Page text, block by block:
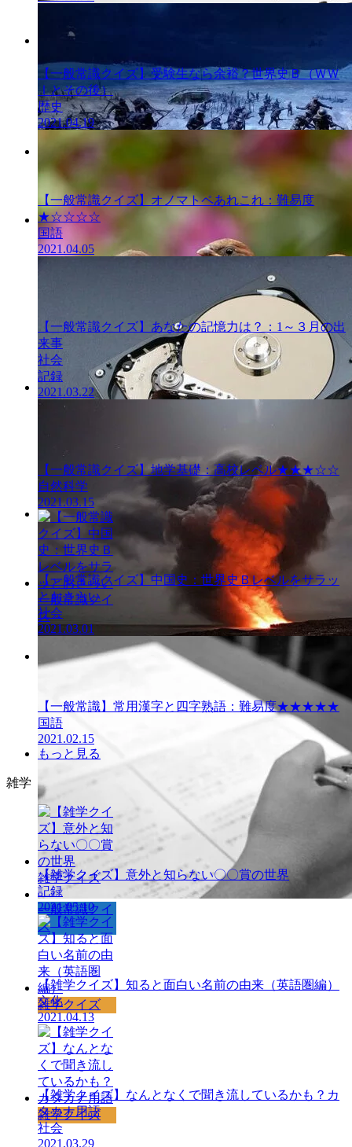
ズ
一般常識クイ
一般常識クイ
ズ
【一般常識クイズ】受験生なら余裕？世界史Ｂ（ＷＷ
Ⅰとその後）
歴史
2021.04.19
一般常識クイ
【一般常識クイズ】オノマトペあれこれ：難易度
★☆☆☆☆
国語
2021.04.05
一般常識クイ
ズ
【一般常識クイズ】あなたの記憶力は？：1～３月の出
来事
社会
記録
2021.03.22
一般常識クイ
【一般常識クイズ】地学基礎：高校レベル★★★☆☆
自然科学
2021.03.15
一般常識クイ
ズ
【一般常識クイズ】中国史：世界史Ｂレベルをサラッ
とおさらい
社会
2021.03.01
一般常識クイ
ズ
【一般常識】常用漢字と四字熟語：難易度★★★★★
国語
2021.02.15
もっと見る
雑学
雑学クイズ
【雑学クイズ】意外と知らない〇〇賞の世界
記録
2021.05.10
雑学クイズ
【雑学クイズ】知ると面白い名前の由来（英語圏編）
文化
2021.04.13
雑学クイズ
【雑学クイズ】なんとなくで聞き流しているかも？カ
タカナ用語
社会
2021.03.29